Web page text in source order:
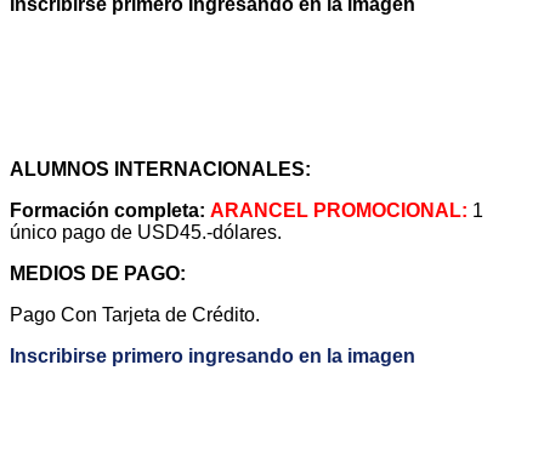
ALUMNOS INTERNACIONALES:
Formación completa: ARANCEL PROMOCIONAL: 1
único pago de USD45.-dólares.
MEDIOS DE PAGO:
Pago Con Tarjeta de Crédito.
Inscribirse primero ingresando en la imagen